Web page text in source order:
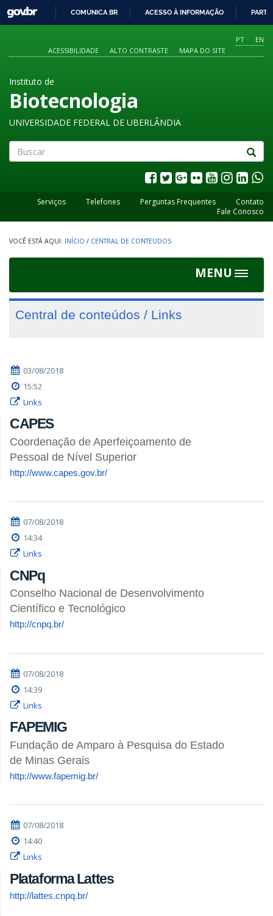
O
CONTEÚDO
GOVBR
COMUNICA BR ACESSO À INFORMAÇÃO
PT
EN
ACESSIBILIDADE
ALTO CONTRASTE MAPA DO SITE
Instituto de
Biotecnologia
UNIVERSIDADE FEDERAL DE UBERLÂNDIA
Serviços Telefones Perguntas Frequentes
Contato
Fale Conosco
INÍCIO / CENTRAL DE CONTEUDOS
MENU
Toggle
Central de conteúdos / Links
03/08/2018
15:52
Links
CAPES
Coordenação de Aperfeiçoamento de
Pessoal de Nível Superior
http://www.capes.gov.br/
07/08/2018
14:34
Links
CNPq
Conselho Nacional de Desenvolvimento
Científico e Tecnológico
http://cnpq.br/
07/08/2018
14:39
Links
FAPEMIG
Fundação de Amparo à Pesquisa do Estado
de Minas Gerais
http://www.fapemig.br/
07/08/2018
14:40
Links
Plataforma Lattes
http://lattes.cnpq.br/